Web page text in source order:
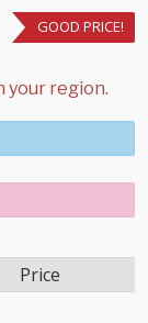
GOOD PRICE!
Price